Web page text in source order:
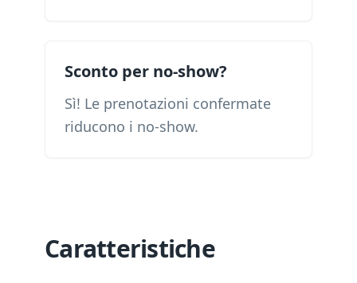
Sconto per no-show?
Sì! Le prenotazioni confermate
riducono i no-show.
Caratteristiche